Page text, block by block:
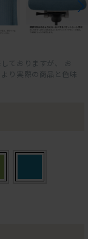
ておりますが、 お
り実際の商品と色味